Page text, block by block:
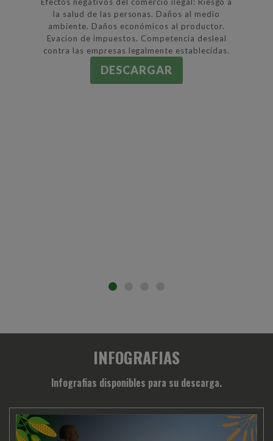
Efectos negativos del comercio ilegal: Riesgo a
la salud de las personas. Daños al medio
ambiente. Daños económicos al productor.
Evacion de impuestos. Competencia desleal
contra las empresas legalmente establecidas.
DESCARGAR
INFOGRAFIAS
Infografias disponibles para su descarga.